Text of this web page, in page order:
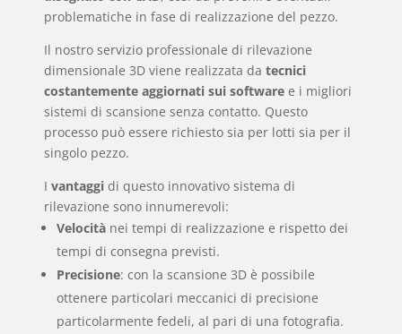
problematiche in fase di realizzazione del pezzo.
Il nostro servizio professionale di rilevazione
dimensionale 3D viene realizzata datecnici
costantemente aggiornati sui software e i migliori
sistemi di scansione senza contatto. Questo
processo può essere richiesto sia per lotti sia per il
singolo pezzo.
Ivantaggi di questo innovativo sistema di
rilevazione sono innumerevoli:
Velocità nei tempi di realizzazione e rispetto dei
tempi di consegna previsti.
Precisione: con la scansione 3D è possibile
ottenere particolari meccanici di precisione
particolarmente fedeli, al pari di una fotografia.